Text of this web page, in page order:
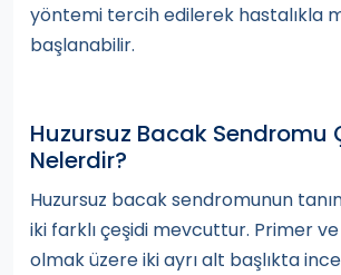
yöntemi tercih edilerek hastalıkla
başlanabilir.
Huzursuz Bacak Sendromu
Nelerdir?
Huzursuz bacak sendromunun
iki farklı çeşidi mevcuttur. Primer
olmak üzere iki ayrı alt başlıkta